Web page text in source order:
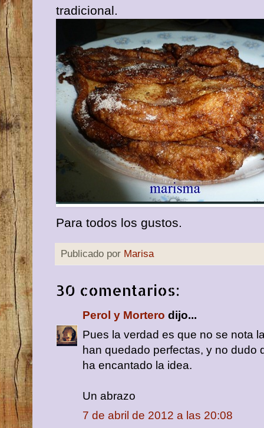
tradicional.
Para todos los gustos.
Publicado por Marisa
30 comentarios:
Perol y Mortero dijo...
Pues la verdad es que no se nota
han quedado perfectas, y no dudo
ha encantado la idea.
Un abrazo
7 de abril de 2012 a las 20:08